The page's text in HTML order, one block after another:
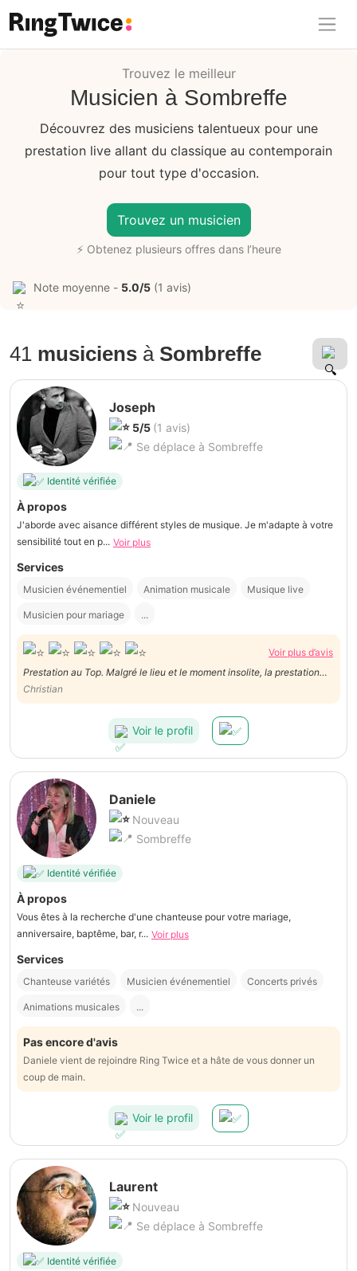
Ring Twice
Trouvez le meilleur
Musicien à Sombreffe
Découvrez des musiciens talentueux pour une
prestation live allant du classique au contemporain
pour tout type d'occasion.
Trouvez un musicien
⚡ Obtenez plusieurs offres dans l’heure
Note moyenne - 5.0/5 (1 avis)
41 musiciens à Sombreffe
Joseph
5/5 (1 avis)
Se déplace à Sombreffe
Identité vérifiée
À propos
J'aborde avec aisance différent styles de musique. Je m'adapte à votre
sensibilité tout en p... Voir plus
Services
Musicien événementiel Animation musicale Musique live
Musicien pour mariage ...
Voir plus d’avis
Prestation au Top. Malgré le lieu et le moment insolite, la prestation
était au delà de notre espérance et la qualité au top. Un grand merci.
Christian
Voir le profil
Daniele
Nouveau
Sombreffe
Identité vérifiée
À propos
Vous êtes à la recherche d'une chanteuse pour votre mariage,
anniversaire, baptême, bar, r... Voir plus
Services
Chanteuse variétés Musicien événementiel Concerts privés
Animations musicales ...
Pas encore d'avis
Daniele vient de rejoindre Ring Twice et a hâte de vous donner un
coup de main.
Voir le profil
Laurent
Nouveau
Se déplace à Sombreffe
Identité vérifiée